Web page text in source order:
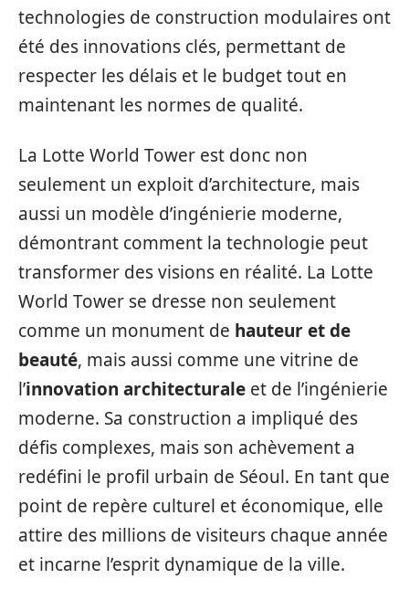
technologies de construction modulaires ont
été des innovations clés, permettant de
respecter les délais et le budget tout en
maintenant les normes de qualité.
La Lotte World Tower est donc non
seulement un exploit d’architecture, mais
aussi un modèle d’ingénierie moderne,
démontrant comment la technologie peut
transformer des visions en réalité. La Lotte
World Tower se dresse non seulement
comme un monument de hauteur et de
beauté, mais aussi comme une vitrine de
l’innovation architecturale et de l’ingénierie
moderne. Sa construction a impliqué des
défis complexes, mais son achèvement a
redéfini le profil urbain de Séoul. En tant que
point de repère culturel et économique, elle
attire des millions de visiteurs chaque année
et incarne l’esprit dynamique de la ville.